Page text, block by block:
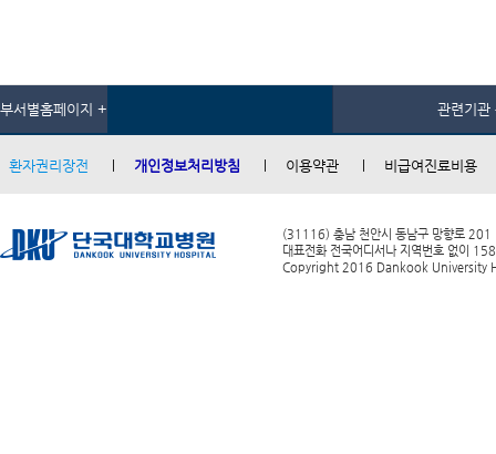
부서별홈페이지 + 관련기관
환자권리장전 개인정보처리방침 이용약관 비급여진료비용
(31116) 충남 천안시 동남구 망향로 201
대표전화 전국어디서나 지역번호 없이
Copyright 2016 Dankook University